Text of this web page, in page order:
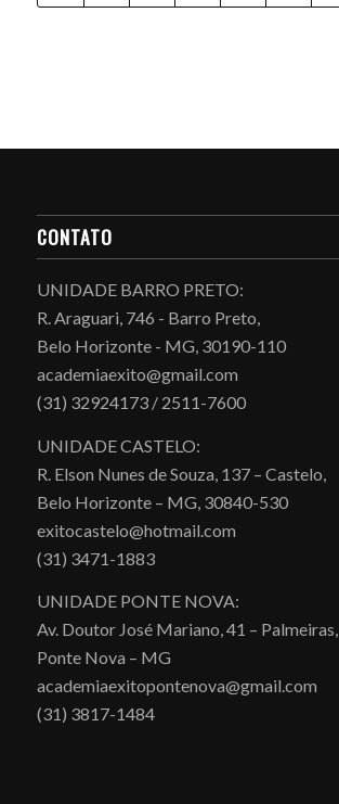
CONTATO
UNIDADE BARRO PRETO:
R. Araguari, 746 - Barro Preto,
Belo Horizonte - MG, 30190-110
academiaexito@gmail.com
(31) 32924173 / 2511-7600
UNIDADE CASTELO:
R. Elson Nunes de Souza, 137 – Castelo,
Belo Horizonte – MG, 30840-530
exitocastelo@hotmail.com
(31) 3471-1883
UNIDADE PONTE NOVA:
Av. Doutor José Mariano, 41 – Palmeiras,
Ponte Nova – MG
academiaexitopontenova@gmail.com
(31) 3817-1484